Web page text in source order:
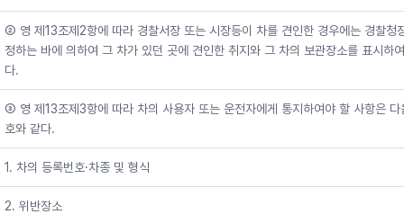
② 영 제13조제2항에 따라 경찰서장 또는 시장등이 차를 견인한 경우에는 경찰청
정하는 바에 의하여 그 차가 있던 곳에 견인한 취지와 그 차의 보관장소를 표시하
다.
③ 영 제13조제3항에 따라 차의 사용자 또는 운전자에게 통지하여야 할 사항은 다
호와 같다.
1. 차의 등록번호·차종 및 형식
2. 위반장소